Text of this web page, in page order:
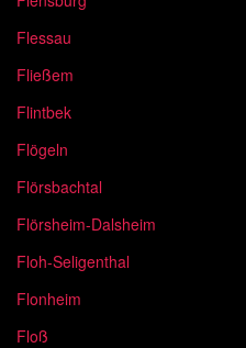
Flessau
Fließem
Flintbek
Flögeln
Flörsbachtal
Flörsheim-Dalsheim
Floh-Seligenthal
Flonheim
Floß